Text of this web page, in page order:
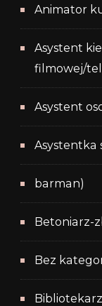
Animator
Asystent
filmowej/
Asystent
Asystentka
barman)
Betoniarz-
Bez
Bibliotekarz